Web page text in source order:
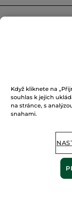
Regenerační
opalování
Tuba
200 ml
PŘIDAT
Když kliknete na
souhlas k jejich
na stránce, s
snahami.